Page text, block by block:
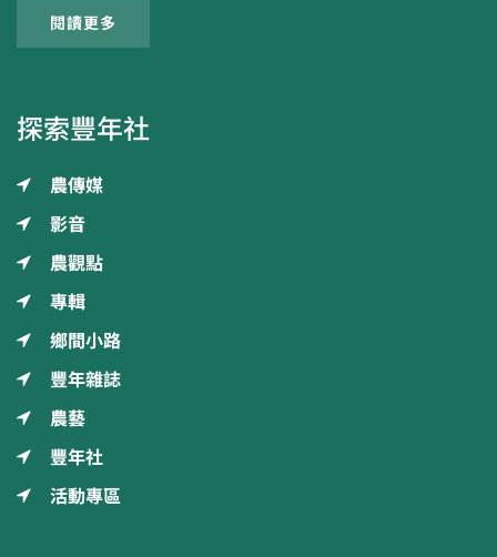
閱讀更多
探索豐年社
農傳媒
影音
農觀點
專輯
鄉間小路
豐年雜誌
農藝
豐年社
活動專區